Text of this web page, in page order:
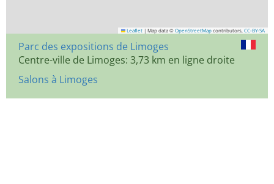
Leaflet | Map data © OpenStreetMap contributors, CC-BY-SA
Parc des expositions de Limoges
Centre-ville de Limoges: 3,73 km en ligne droite
Salons à Limoges